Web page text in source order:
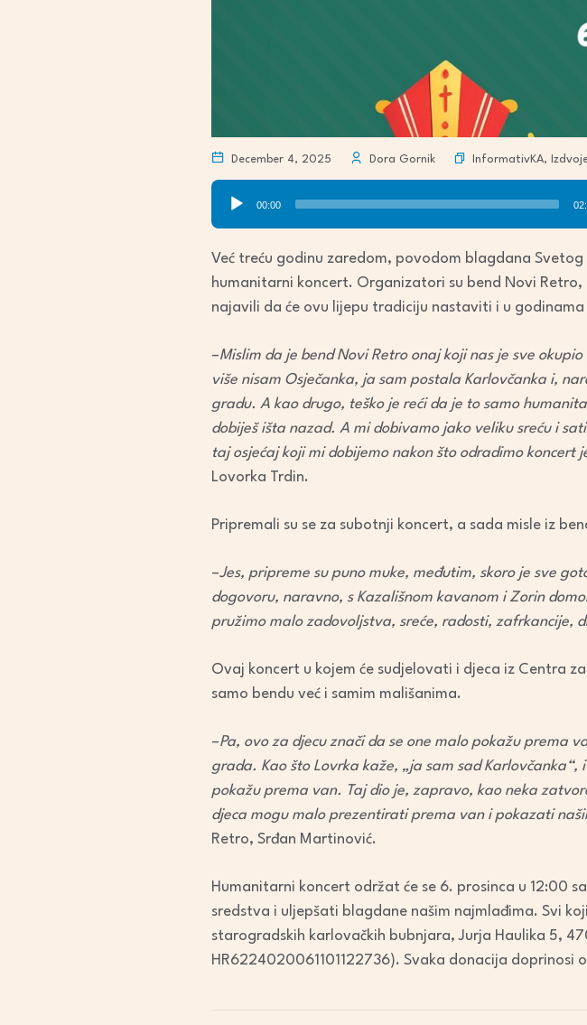
December 4, 2025 Dora Gornik InformativKA,
Audio
Player
00:00
Već treću godinu zaredom, povodom blagdana
humanitarni koncert. Organizatori su bend Novi
najavili da će ovu lijepu tradiciju nastaviti i u godinama
–Mislim da je bend Novi Retro onaj koji nas je sve
više nisam Osječanka, ja sam postala Karlovčanka i,
gradu. A kao drugo, teško je reći da je to samo
dobiješ išta nazad. A mi dobivamo jako veliku sreću i
taj osjećaj koji mi dobijemo nakon što odradimo koncert
Lovorka Trdin.
Pripremali su se za subotnji koncert, a sada misle iz
–Jes, pripreme su puno muke, međutim, skoro je sve
dogovoru, naravno, s Kazališnom kavanom i Zorin
pružimo malo zadovoljstva, sreće, radosti, zafrkancije,
Ovaj koncert u kojem će sudjelovati i djeca iz Centra
samo bendu već i samim mališanima.
–Pa, ovo za djecu znači da se one malo pokažu prema
grada. Kao što Lovrka kaže, „ja sam sad
pokažu prema van. Taj dio je, zapravo, kao neka
djeca mogu malo prezentirati prema van i pokazati
Retro, Srđan Martinović.
Humanitarni koncert održat će se 6. prosinca u 12:00
sredstva i uljepšati blagdane našim najmlađima. Svi
starogradskih karlovačkih bubnjara, Jurja Haulika 5,
HR6224020061101122736). Svaka donacija doprinosi